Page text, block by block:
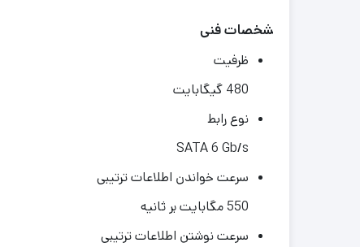
مشخصات فنی
ظرفیت
480 گیگابایت
نوع رابط
SATA 6 Gb/s
سرعت خواندن اطلاعات ترتیبی
550 مگابایت بر ثانیه
سرعت نوشتن اطلاعات ترتیبی